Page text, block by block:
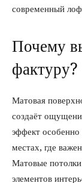
современный
Почему
фактуру?
Матовая
создаёт
эффект
местах, где
Матовые
элементов